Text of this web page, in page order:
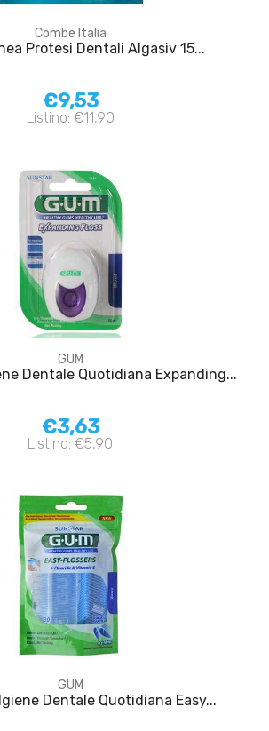
Combe Italia
Protesi Dentali Algasiv 15...
€9,53
Listino: €11,90
GUM
Dentale Quotidiana Expanding...
€3,63
Listino: €5,90
GUM
Dentale Quotidiana Easy...